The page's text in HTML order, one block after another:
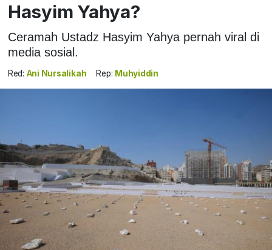
Hasyim Yahya?
Ceramah Ustadz Hasyim Yahya pernah viral di
media sosial.
Red: Ani Nursalikah Rep: Muhyiddin